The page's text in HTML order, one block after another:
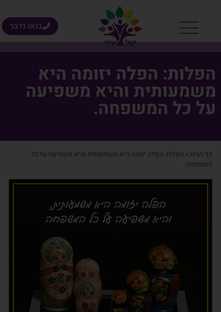
בואו נדבר
הפלות: הפלה יזומה היא
משמעותית והיא משפיעה
על כל המשפחה.
דף הבית» הפלות: הפלה יזומה היא משמעותית והיא משפיעה על כל
המשפחה.